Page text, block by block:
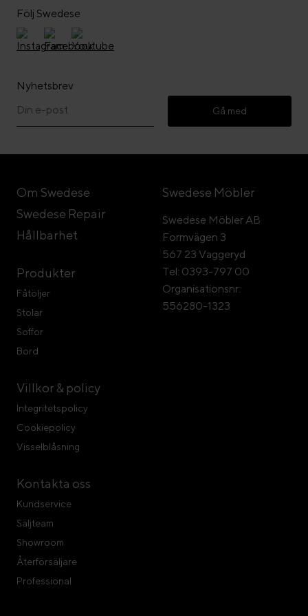
Följ Swedese
Nyhetsbrev
Gå med
Om Swedese
Swedese Repair
Hållbarhet
Produkter
Fåtöljer
Stolar
Soffor
Bord
Villkor & policy
Integritetspolicy
Cookiepolicy
Visselblåsning
Kontakta oss
Kundservice
Säljteam
Showroom
Återförsäljare
Professional
Swedese Möbler
Swedese Möbler AB
Formvägen 3
567 23 Vaggeryd
Tel: 0393-797 00
Organisationsnr:
556280-1323